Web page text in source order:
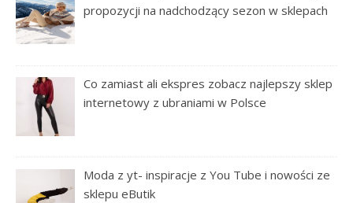
propozycji na nadchodzący sezon w sklepach
Co zamiast ali ekspres zobacz najlepszy sklep
internetowy z ubraniami w Polsce
Moda z yt- inspiracje z You Tube i nowości ze
sklepu eButik